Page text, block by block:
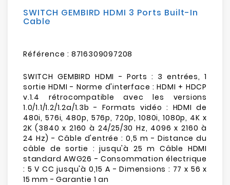
SWITCH GEMBIRD HDMI 3 Ports Built-In
Cable
Référence : 8716309097208
SWITCH GEMBIRD HDMI - Ports : 3 entrées, 1
sortie HDMI - Norme d'interface : HDMI + HDCP
v.1.4 rétrocompatible avec les versions
1.0/1.1/1.2/1.2a/1.3b - Formats vidéo : HDMI de
480i, 576i, 480p, 576p, 720p, 1080i, 1080p, 4K x
2K (3840 x 2160 à 24/25/30 Hz, 4096 x 2160 à
24 Hz) - Câble d'entrée : 0,5 m - Distance du
câble de sortie : jusqu'à 25 m Câble HDMI
standard AWG26 - Consommation électrique
: 5 V CC jusqu'à 0,15 A - Dimensions : 77 x 56 x
15 mm - Garantie 1 an